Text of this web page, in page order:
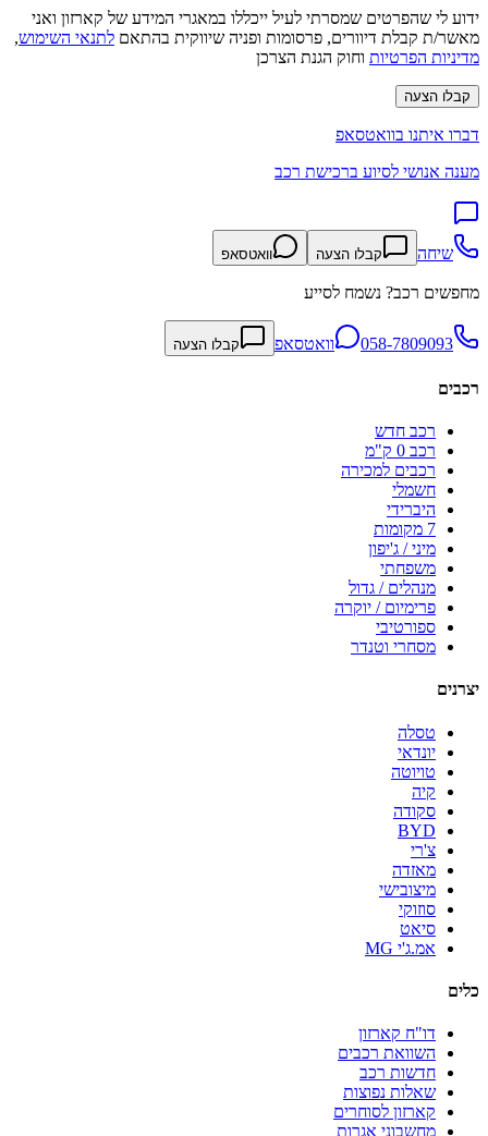
ידוע לי שהפרטים שמסרתי לעיל ייכללו במאגרי המידע של קארזון ואני
מאשר/ת קבלת דיוורים, פרסומות ופניה שיווקית בהתאם לתנאי השימוש,
מדיניות הפרטיות וחוק הגנת הצרכן
קבלו הצעה
דברו איתנו בוואטסאפ
מענה אנושי לסיוע ברכישת רכב
שיחה קבלו הצעה וואטסאפ
מחפשים רכב? נשמח לסייע
058-7809093 וואטסאפ קבלו הצעה
רכבים
רכב חדש
רכב 0 ק"מ
רכבים למכירה
חשמלי
היברידי
7 מקומות
מיני / ג'יפון
משפחתי
מנהלים / גדול
פרימיום / יוקרה
ספורטיבי
מסחרי וטנדר
יצרנים
טסלה
יונדאי
טויוטה
קיה
סקודה
BYD
צ'רי
מאזדה
מיצובישי
סוזוקי
סיאט
אמ.ג'י MG
כלים
דו"ח קארזון
השוואת רכבים
חדשות רכב
שאלות נפוצות
קארזון לסוחרים
מחשבוני אגרות